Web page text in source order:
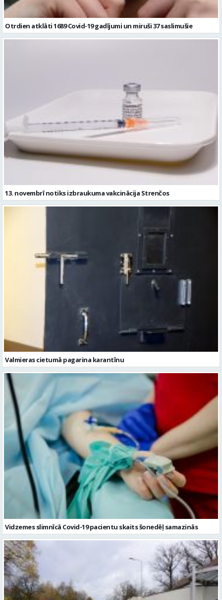
Otrdien atklāti 1689 Covid-19 gadījumi un miruši 37 saslimušie
13. novembrī notiks izbraukuma vakcinācija Strenčos
Valmieras cietumā pagarina karantīnu
Vidzemes slimnīcā Covid-19 pacientu skaits šonedēļ samazinās